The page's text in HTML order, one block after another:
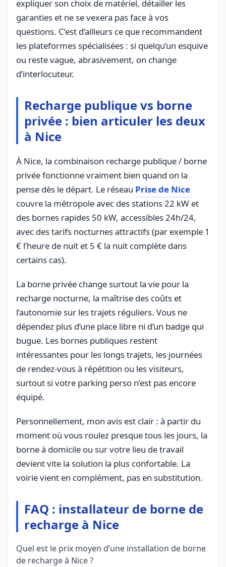
expliquer son choix de matériel, détailler les
garanties et ne se vexera pas face à vos
questions. C’est d’ailleurs ce que recommandent
les plateformes spécialisées : si quelqu’un esquive
ou reste vague, abrasivement, on change
d’interlocuteur.
Recharge publique vs borne
privée : bien articuler les deux
à Nice
À Nice, la combinaison recharge publique / borne
privée fonctionne vraiment bien quand on la
pense dès le départ. Le réseau Prise de Nice
couvre la métropole avec des stations 22 kW et
des bornes rapides 50 kW, accessibles 24h/24,
avec des tarifs nocturnes attractifs (par exemple 1
€ l’heure de nuit et 5 € la nuit complète dans
certains cas).
La borne privée change surtout la vie pour la
recharge nocturne, la maîtrise des coûts et
l’autonomie sur les trajets réguliers. Vous ne
dépendez plus d’une place libre ni d’un badge qui
bugue. Les bornes publiques restent
intéressantes pour les longs trajets, les journées
de rendez-vous à répétition ou les visiteurs,
surtout si votre parking perso n’est pas encore
équipé.
Personnellement, mon avis est clair : à partir du
moment où vous roulez presque tous les jours, la
borne à domicile ou sur votre lieu de travail
devient vite la solution la plus confortable. La
voirie vient en complément, pas en substitution.
FAQ : installateur de borne de
recharge à Nice
Quel est le prix moyen d’une installation de borne
de recharge à Nice ?